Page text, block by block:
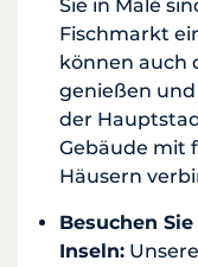
Sie in Malé
Fischmarkt
können auch
genießen
der
Gebäude mit
Häusern
Besuchen
Inseln: